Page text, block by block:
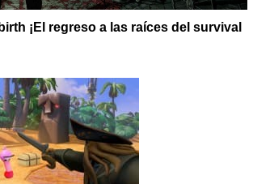
¡El regreso a las raíces del survival